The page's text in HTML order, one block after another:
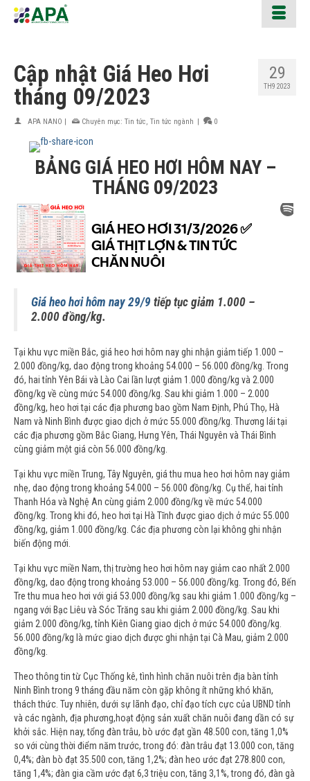
29
TH9 2023
Cập nhật Giá Heo Hơi
tháng 09/2023
APA NANO | Chuyên mục: Tin tức, Tin tức ngành | 0
BẢNG GIÁ HEO HƠI HÔM NAY –
THÁNG 09/2023
Giá heo hơi hôm nay 29/9 tiếp tục giảm 1.000 –
2.000 đồng/kg.
Tại khu vực miền Bắc, giá heo hơi hôm nay ghi nhận giảm tiếp 1.000 –
2.000 đồng/kg, dao động trong khoảng 54.000 – 56.000 đồng/kg. Trong
đó, hai tỉnh Yên Bái và Lào Cai lần lượt giảm 1.000 đồng/kg và 2.000
đồng/kg về cùng mức 54.000 đồng/kg. Sau khi giảm 1.000 – 2.000
đồng/kg, heo hơi tại các địa phương bao gồm Nam Định, Phú Thọ, Hà
Nam và Ninh Bình được giao dịch ở mức 55.000 đồng/kg. Thương lái tại
các địa phương gồm Bắc Giang, Hưng Yên, Thái Nguyên và Thái Bình
cùng giảm một giá còn 56.000 đồng/kg.
Tại khu vực miền Trung, Tây Nguyên, giá thu mua heo hơi hôm nay giảm
nhẹ, dao động trong khoảng 54.000 – 56.000 đồng/kg. Cụ thể, hai tỉnh
Thanh Hóa và Nghệ An cùng giảm 2.000 đồng/kg về mức 54.000
đồng/kg. Trong khi đó, heo hơi tại Hà Tĩnh được giao dịch ở mức 55.000
đồng/kg, giảm 1.000 đồng/kg. Các địa phương còn lại không ghi nhận
biến động mới.
Tại khu vực miền Nam, thị trường heo hơi hôm nay giảm cao nhất 2.000
đồng/kg, dao động trong khoảng 53.000 – 56.000 đồng/kg. Trong đó, Bến
Tre thu mua heo hơi với giá 53.000 đồng/kg sau khi giảm 1.000 đồng/kg –
ngang với Bạc Liêu và Sóc Trăng sau khi giảm 2.000 đồng/kg. Sau khi
giảm 2.000 đồng/kg, tỉnh Kiên Giang giao dịch ở mức 54.000 đồng/kg.
56.000 đồng/kg là mức giao dịch được ghi nhận tại Cà Mau, giảm 2.000
đồng/kg.
Theo thông tin từ Cục Thống kê, tình hình chăn nuôi trên địa bàn tỉnh
Ninh Bình trong 9 tháng đầu năm còn gặp không ít những khó khăn,
thách thức. Tuy nhiên, dưới sự lãnh đạo, chỉ đạo tích cực của UBND tỉnh
và các ngành, địa phương,hoạt động sản xuất chăn nuôi đang dần có sự
khởi sắc. Hiện nay, tổng đàn trâu, bò ước đạt gần 48.500 con, tăng 1,0%
so với cùng thời điểm năm trước, trong đó: đàn trâu đạt 13.000 con, tăng
0,4%; đàn bò đạt 35.500 con, tăng 1,2%; đàn heo ước đạt 278.800 con,
tăng 1,4%; đàn gia cầm ước đạt 6,3 triệu con, tăng 3,1%, trong đó, đàn gà